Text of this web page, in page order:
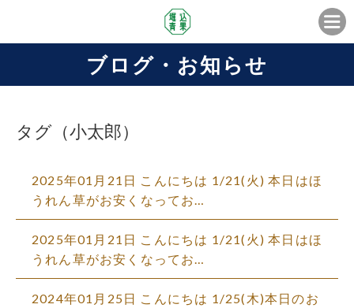
ブログ・お知らせ
タグ（小太郎）
2025年01月21日 こんにちは 1/21(火) 本日はほ
うれん草がお安くなってお…
2025年01月21日 こんにちは 1/21(火) 本日はほ
うれん草がお安くなってお…
2024年01月25日 こんにちは 1/25(木)本日のお